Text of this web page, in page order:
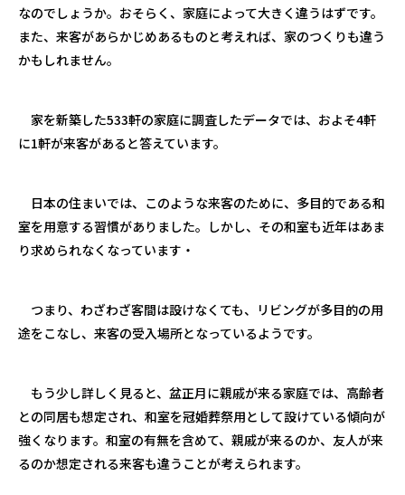
なのでしょうか。おそらく、家庭によって大きく違うはずです。
また、来客があらかじめあるものと考えれば、家のつくりも違う
かもしれません。
家を新築した533軒の家庭に調査したデータでは、およそ4軒
に1軒が来客があると答えています。
日本の住まいでは、このような来客のために、多目的である和
室を用意する習慣がありました。しかし、その和室も近年はあま
り求められなくなっています・
つまり、わざわざ客間は設けなくても、リビングが多目的の用
途をこなし、来客の受入場所となっているようです。
もう少し詳しく見ると、盆正月に親戚が来る家庭では、高齢者
との同居も想定され、和室を冠婚葬祭用として設けている傾向が
強くなります。和室の有無を含めて、親戚が来るのか、友人が来
るのか想定される来客も違うことが考えられます。